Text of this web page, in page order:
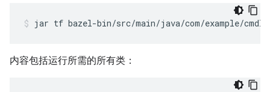
jar tf bazel-bin/src/main/java/com/example/
内容包括运行所需的所有类：